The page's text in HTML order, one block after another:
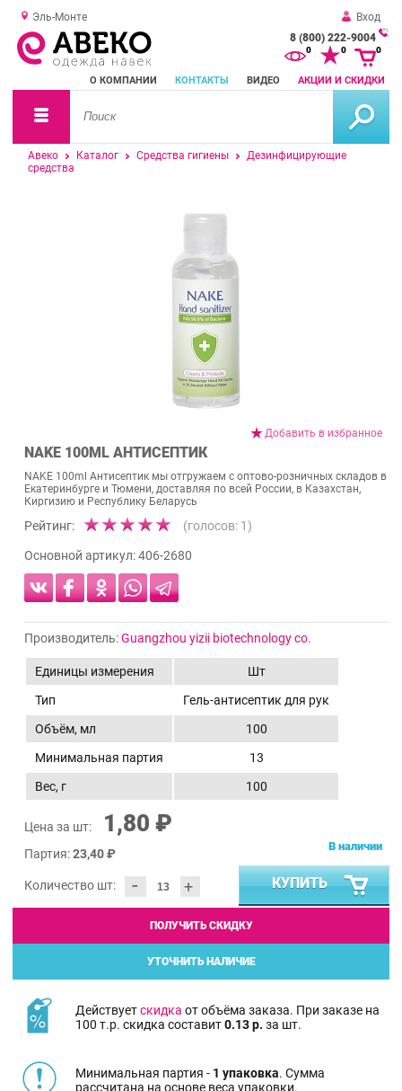
Эль-Монте
Вход
8 (800) 222-9004
О КОМПАНИИ КОНТАКТЫ ВИДЕО АКЦИИ И СКИДКИ
0 0 0
Авеко Каталог Средства гигиены
Дезинфицирующие
средства
Добавить в избранное
NAKE 100ML АНТИСЕПТИК
NAKE 100ml Антисептик мы отгружаем с оптово-розничных складов в
Екатеринбурге и Тюмени, доставляя по всей России, в Казахстан,
Киргизию и Республику Беларусь
Рейтинг: (голосов: 1)
Основной артикул:406-2680
Производитель:Guangzhou yizii biotechnology co.
Единицы измерения
Шт
Тип
Гель-антисептик для рук
Объём, мл
100
Минимальная партия
13
Вес, г
100
Цена за шт: 1,80 ₽
Партия:23,40 ₽
Количество шт: - +
В наличии
КУПИТЬ
ПОЛУЧИТЬ СКИДКУ
УТОЧНИТЬ НАЛИЧИЕ
Действуетскидка от объёма заказа. При заказе на
100 т.р. скидка составит0.13 р. за шт.
Минимальная партия - 1 упаковка. Сумма
рассчитана на основе веса упаковки.